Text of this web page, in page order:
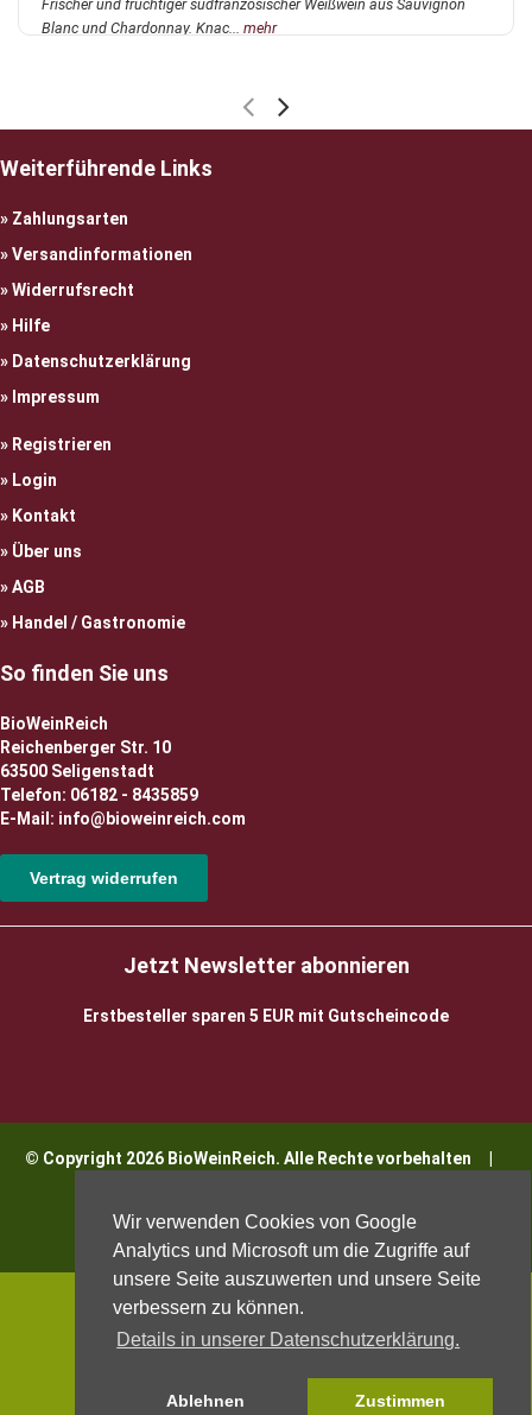
Wir verwenden Cookies von Google
Analytics und Microsoft um die Zugriffe auf
unsere Seite auszuwerten und unsere Seite
verbessern zu können.
Details in unserer Datenschutzerklärung.
Ablehnen Zustimmen
Frischer und fruchtiger südfranzösischer Weißwein aus Sauvignon
Blanc und Chardonnay. Knac... mehr
Weiterführende Links
Zahlungsarten
Versandinformationen
Widerrufsrecht
Hilfe
Datenschutzerklärung
Impressum
Registrieren
Login
Kontakt
Über uns
AGB
Handel / Gastronomie
So finden Sie uns
BioWeinReich
Reichenberger Str. 10
63500 Seligenstadt
Telefon: 06182 - 8435859
E-Mail: info@bioweinreich.com
Vertrag widerrufen
Jetzt Newsletter abonnieren
Erstbesteller sparen 5 EUR mit Gutscheincode
© Copyright 2026 BioWeinReich. Alle Rechte vorbehalten |